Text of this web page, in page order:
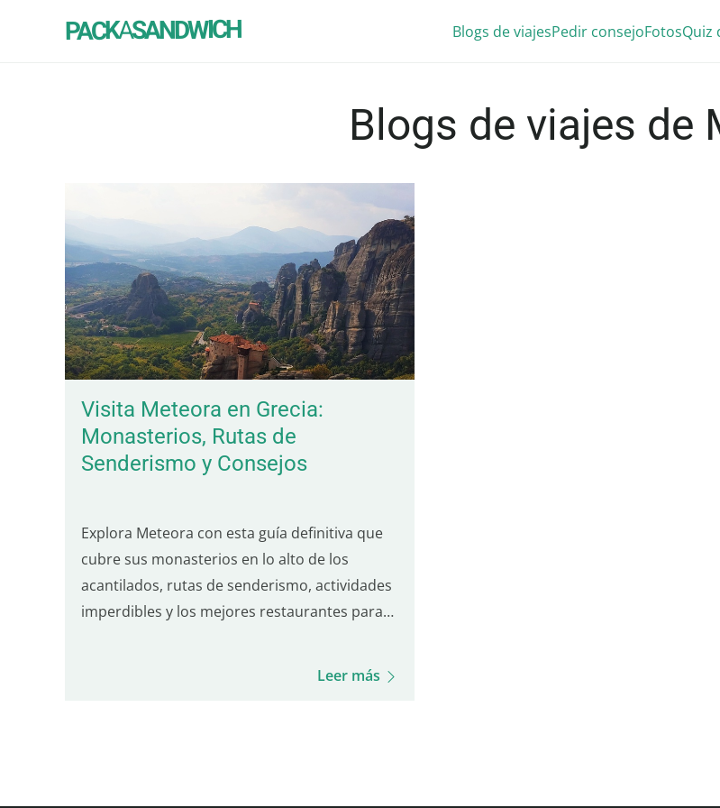
PACKASANDWICH Blogs de viajesPedir consejoFotosQuiz
Blogs de viajes de
Visita Meteora en Grecia:
Monasterios, Rutas de
Senderismo y Consejos
Explora Meteora con esta guía definitiva que
cubre sus monasterios en lo alto de los
acantilados, rutas de senderismo, actividades
imperdibles y los mejores restaurantes para
Leer más